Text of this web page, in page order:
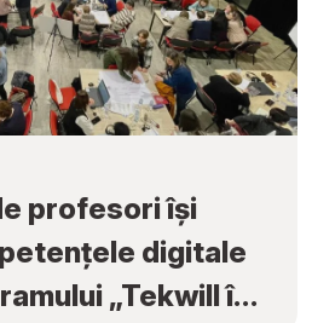
profesori își
digitale
„Tekwill în